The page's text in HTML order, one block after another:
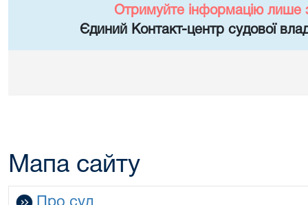
Отримуйте інформацію лише
Єдиний Контакт-центр судової
Мапа сайту
Про суд